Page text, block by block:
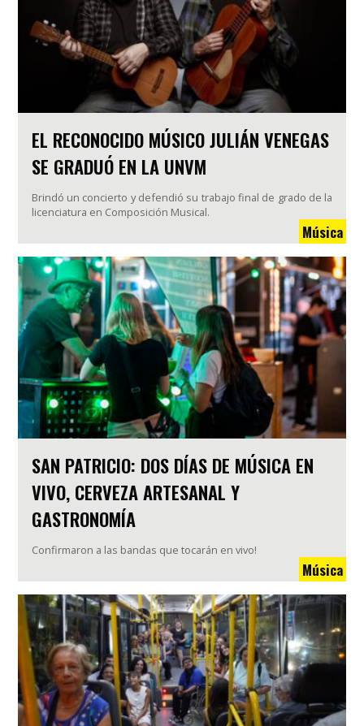
EL RECONOCIDO MÚSICO JULIÁN VENEGAS
SE GRADUÓ EN LA UNVM
Brindó un concierto y defendió su trabajo final de grado de la
licenciatura en Composición Musical.
Música
SAN PATRICIO: DOS DÍAS DE MÚSICA EN
VIVO, CERVEZA ARTESANAL Y
GASTRONOMÍA
Confirmaron a las bandas que tocarán en vivo!
Música